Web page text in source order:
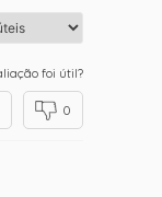
foi útil?
0